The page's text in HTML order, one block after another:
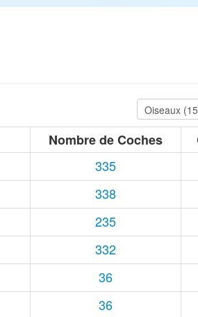
Nombre de Coches
335
338
235
332
36
36